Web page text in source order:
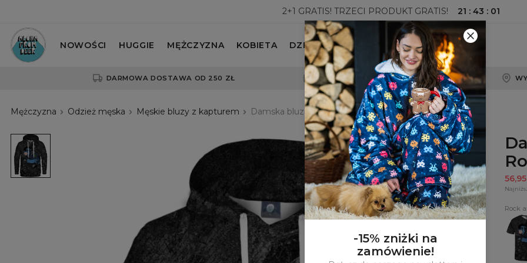
2+1 GRATIS! TRZECI PRODUKT GRATIS! 21: 43: 00
NOWOŚCI HUGGIE MĘŻCZYZNA KOBIETA DZIECKO
DARMOWA DOSTAWA OD 250 ZŁ 100-DNIOWE PRAWO ZWROTU
Mężczyzna Odzież męska Męskie bluzy z kapturem Damska bluza z kapturem Rock and Roll
Damska
bluza
z
kapturem
Rock
and
Rock
T-
shirt
Rock
and
Roll
-15% zniżki na
zamówienie!